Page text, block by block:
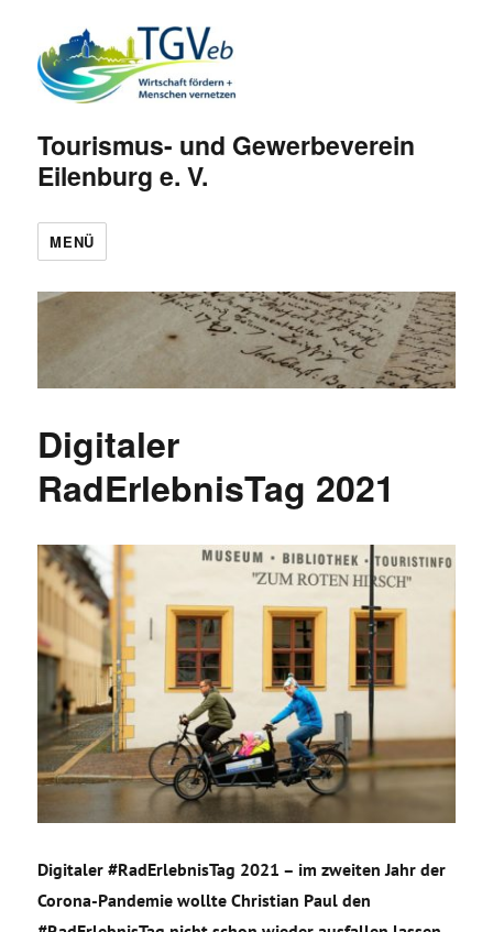
Tourismus- und Gewerbeverein
Eilenburg e. V.
MENÜ
Digitaler
RadErlebnisTag 2021
Digitaler #RadErlebnisTag 2021 – im zweiten Jahr der
Corona-Pandemie wollte Christian Paul den